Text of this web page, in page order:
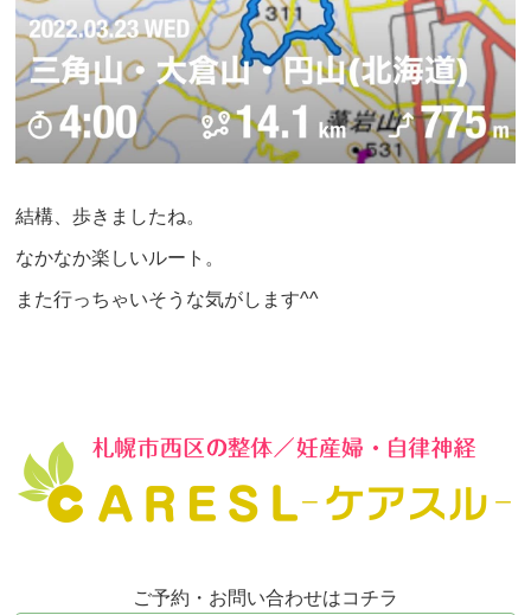
結構、歩きましたね。
なかなか楽しいルート。
また行っちゃいそうな気がします^^
ご予約・お問い合わせはコチラ